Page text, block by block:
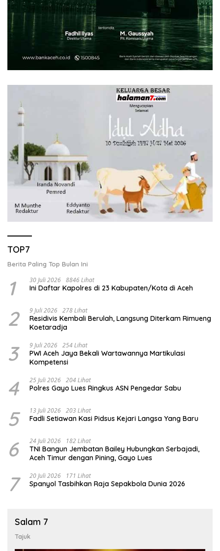
TOP7
Berita Paling Top Bulan Ini
1 30 Juli 2026 8846 Lihat
Ini Daftar Kapolres di 23 Kabupaten/Kota di Aceh
2 9 Juli 2026 278 Lihat
Residivis Kembali Berulah, Langsung Diterkam Rimueng
Koetaradja
3 9 Juli 2026 254 Lihat
PWI Aceh Jaya Bekali Wartawannya Martikulasi
Kompetensi
4 25 Juli 2026 204 Lihat
Polres Gayo Lues Ringkus ASN Pengedar Sabu
5 13 Juli 2026 203 Lihat
Fadli Setiawan Kasi Pidsus Kejari Langsa Yang Baru
6 24 Juli 2026 182 Lihat
TNI Bangun Jembatan Bailey Hubungkan Serbajadi,
Aceh Timur dengan Pining, Gayo Lues
7 20 Juli 2026 171 Lihat
Spanyol Tasbihkan Raja Sepakbola Dunia 2026
Salam 7
Tajuk